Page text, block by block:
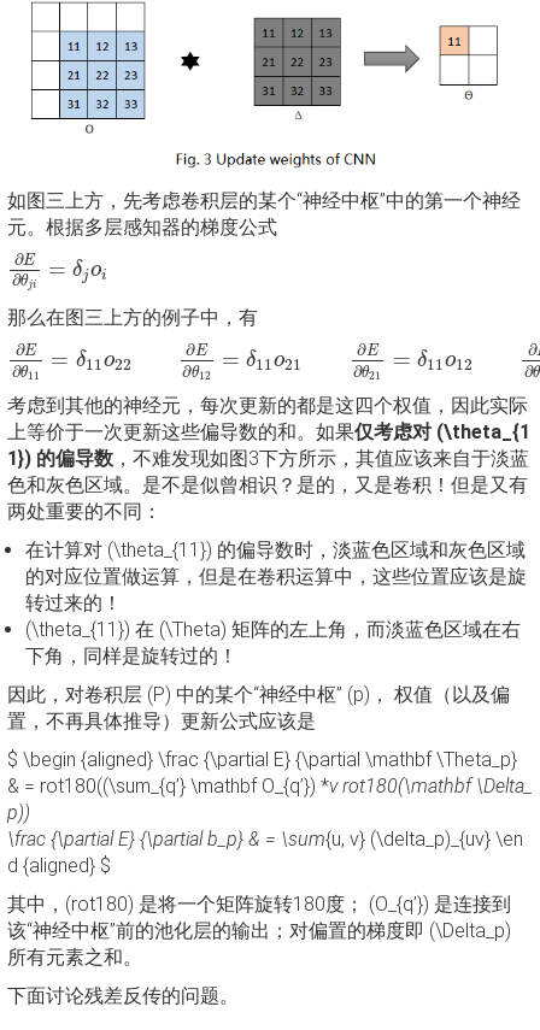
如图三上方，先考虑卷积层的某个“神经中枢”中的第一个神经
元。根据多层感知器的梯度公式
∂E
∂θji
= δjoi
∂E∂ =δ
那么在图三上方的例子中，有
∂E
∂θ11
= δ11o22
∂E
∂θ12
= δ11o21
∂E
∂θ21
= δ11o12
∂
∂θ
∂E∂ 11 ∂E∂ 12 ∂E∂ 21 ∂
考虑到其他的神经元，每次更新的都是这四个权值，因此实际
上等价于一次更新这些偏导数的和。如果仅考虑对 (\theta_{1
1}) 的偏导数 ，不难发现如图3下方所示，其值应该来自于淡蓝
色和灰色区域。是不是似曾相识？是的，又是卷积！但是又有
两处重要的不同：
在计算对 (\theta_{11}) 的偏导数时，淡蓝色区域和灰色区域
的对应位置做运算，但是在卷积运算中，这些位置应该是旋
转过来的！
(\theta_{11}) 在 (\Theta) 矩阵的左上角，而淡蓝色区域在右
下角，同样是旋转过的！
因此，对卷积层 (P) 中的某个“神经中枢” (p)， 权值（以及偏
置，不再具体推导）更新公式应该是
$ \begin {aligned} \frac {\partial E} {\partial \mathbf \Theta_p}
& = rot180((\sum_{q’} \mathbf O_{q’}) *v rot180(\mathbf \Delta_
p))
\frac {\partial E} {\partial b_p} & = \sum{u, v} (\delta_p)_{uv} \en
d {aligned} $
其中，(rot180) 是将一个矩阵旋转180度； (O_{q’}) 是连接到
该“神经中枢”前的池化层的输出；对偏置的梯度即 (\Delta_p)
所有元素之和。
下面讨论残差反传的问题。